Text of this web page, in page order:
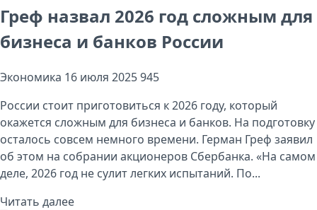
Греф назвал 2026 год сложным для
бизнеса и банков России
Экономика 16 июля 2025945
России стоит приготовиться к 2026 году, который
окажется сложным для бизнеса и банков. На подготовку
осталось совсем немного времени. Герман Греф заявил
об этом на собрании акционеров Сбербанка. «На самом
деле, 2026 год не сулит легких испытаний. По...
Читать далее